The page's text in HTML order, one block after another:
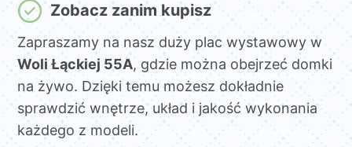
Zobacz zanim kupisz
Zapraszamy na nasz duży plac wystawowy w
Woli Łąckiej 55A, gdzie można obejrzeć domki
na żywo. Dzięki temu możesz dokładnie
sprawdzić wnętrze, układ i jakość wykonania
każdego z modeli.